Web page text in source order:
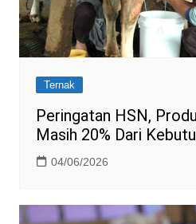
Ternak
Peringatan HSN,
Masih 20% Dari
04/06/2026